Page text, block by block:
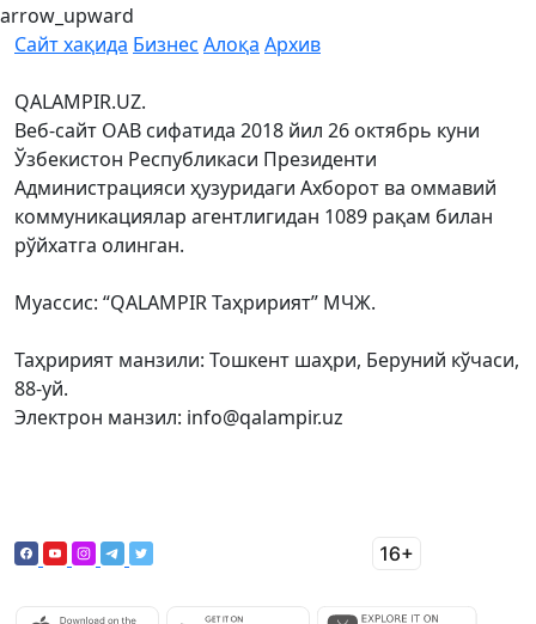
arrow_upward
Сайт хақида Бизнес Алоқа Архив
QALAMPIR.UZ.
Веб-сайт ОАВ сифатида 2018 йил 26 октябрь куни
Ўзбекистон Республикаси Президенти
Администрацияси ҳузуридаги Ахборот ва оммавий
коммуникациялар агентлигидан 1089 рақам билан
рўйхатга олинган.
Муассис: “QALAMPIR Таҳририят” МЧЖ.
Таҳририят манзили: Тошкент шаҳри, Беруний кўчаси,
88-уй.
Электрон манзил: info@qalampir.uz